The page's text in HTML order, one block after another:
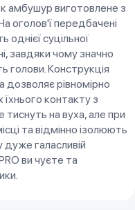
амбушур виготовлене з
оголов'ї передбачені
однієї суцільної
завдяки чому значно
голови. Конструкція
дозволяє рівномірно
контакту з
на вуха, але при
та відмінно ізолюють
дуже галасливій
ви чуєте та